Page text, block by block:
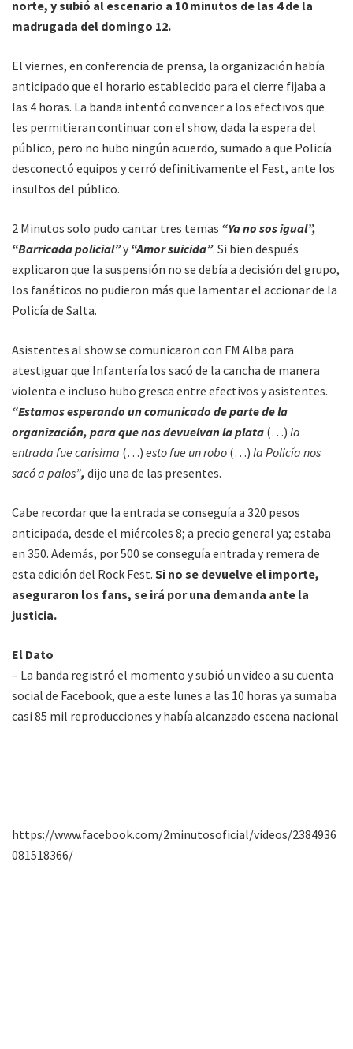
norte, ysubió al escenario a 10 minutos de las 4 de la
madrugada del domingo 12.
El viernes, en conferencia de prensa, la organización había
anticipado que el horario establecido para el cierre fijaba a
las 4 horas. La banda intentó convencer a los efectivos que
les permitieran continuar con el show, dada la espera del
público, pero no hubo ningún acuerdo, sumado a que Policía
desconectó equipos y cerró definitivamente el Fest, ante los
insultos del público.
2 Minutos solo pudo cantar tres temas “Ya no sos igual”,
“Barricada policial”y “Amor suicida”. Si bien después
explicaron que la suspensión no se debía a decisión del grupo,
los fanáticos no pudieron más que lamentar el accionar de la
Policía de Salta.
Asistentes al show se comunicaron con FM Alba para
atestiguar que Infantería los sacó de la cancha de manera
violenta e incluso hubo gresca entre efectivos y asistentes.
“Estamos esperando un comunicado de parte de la
organización, para que nos devuelvan la plata (…) la
entrada fue carísima (…) esto fue un robo (…) la Policía nos
sacó a palos”, dijo una de las presentes.
Cabe recordar que la entrada se conseguía a 320 pesos
anticipada, desde el miércoles 8; a precio general ya; estaba
en 350. Además, por 500 se conseguía entrada y remera de
esta edición del Rock Fest. Si no se devuelve el importe,
aseguraron los fans, se irá por una demanda ante la
justicia.
El Dato
– La banda registró el momento y subió un video a su cuenta
social de Facebook, que a este lunes a las 10 horas ya sumaba
casi 85 mil reproducciones y había alcanzado escena nacional
https://www.facebook.com/2minutosoficial/videos/2384936
081518366/